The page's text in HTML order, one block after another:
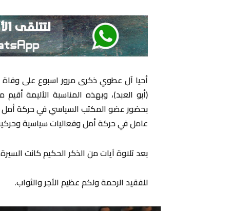
أحيا آل عطوي ذكرى مرور اسبوع على
(أبو العبد)، وبهذه المناسبة الأليمة
بحضور عضو المكتب السياسي في حركة أمل
عامل في حركة أمل وفعاليات سياسية
بعد تلاوة آيات من الذكر الحكيم كانت
للفقيد الرحمة ولكم عظيم الأجر والثواب.